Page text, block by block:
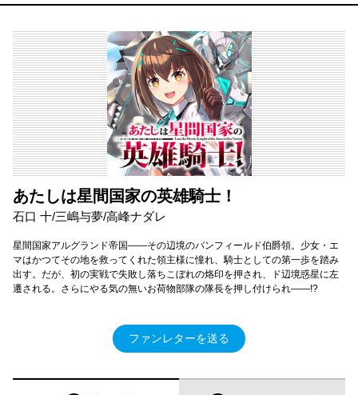
あたしは星間国家の英雄騎士！
石口 十/三嶋与夢/高峰ナダレ
星間国家アルグランド帝国――その辺境のバンフィールド伯爵領。少女・エ
マはかつてその地を救ってくれた領主様に憧れ、騎士としての第一歩を踏み
出す。だが、初の実戦で失敗し落ちこぼれの烙印を押され、ド辺境惑星に左
遷される。さらにやる気の無いお荷物部隊の隊長を押し付けられ――!?
ファンレターを送る